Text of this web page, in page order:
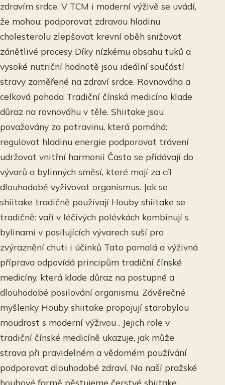
zdravím srdce. V TCM i moderní výživě se uvádí,
že mohou: podporovat zdravou hladinu
cholesterolu zlepšovat krevní oběh snižovat
zánětlivé procesy Díky nízkému obsahu tuků a
vysoké nutriční hodnotě jsou ideální součástí
stravy zaměřené na zdraví srdce. Rovnováha a
celková pohoda Tradiční čínská medicína klade
důraz na rovnováhu v těle. Shiitake jsou
považovány za potravinu, která pomáhá:
regulovat hladinu energie podporovat trávení
udržovat vnitřní harmonii Často se přidávají do
vývarů a bylinných směsí, které mají za cíl
dlouhodobě vyživovat organismus. Jak se
shiitake tradičně používají Houby shiitake se
tradičně: vaří v léčivých polévkách kombinují s
bylinami v posilujících vývarech suší pro
zvýraznění chuti i účinků Tato pomalá a výživná
příprava odpovídá principům tradiční čínské
medicíny, která klade důraz na postupné a
dlouhodobé posilování organismu. Závěrečné
myšlenky Houby shiitake propojují starobylou
moudrost s moderní výživou . Jejich role v
tradiční čínské medicíně ukazuje, jak může
strava při pravidelném a vědomém používání
podporovat dlouhodobé zdraví. Na naší pražské
houbové farmě pěstujeme čerstvé shiitake ,